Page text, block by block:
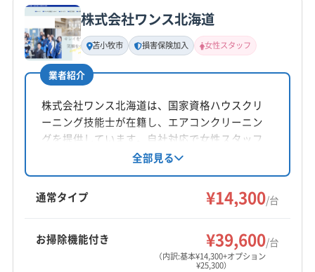
電話番号
非公開
公式HP
公式サイトなし
株式会社ワンス北海道
苫小牧市 損害保険加入 女性スタッフ
業者紹介
株式会社ワンス北海道は、国家資格ハウスクリ
ーニング技能士が在籍し、エアコンクリーニン
グを提供しています。自社対応で女性スタッフ
の同行も可能。損害保険加入済みです。基本料
金14,300円からで、お掃除機能付きや室外機洗浄
などのオプションも充実。苫小牧市を中心に幅
広いエリアに対応しています。
全部見る
通常タイプ ¥14,300/台
お掃除機能付き ¥39,600/台
（内訳:基本¥14,300+オプション
¥25,300）